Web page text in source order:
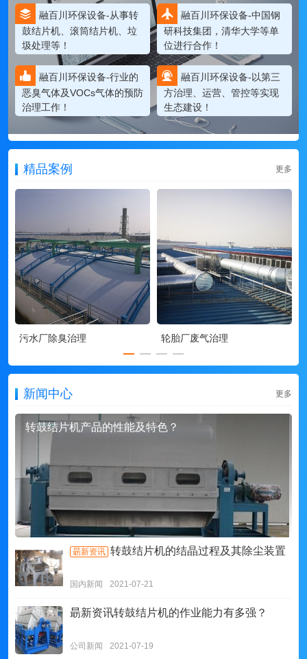
融百川环保设备-从事转
鼓结片机、滚筒结片机、垃
圾处理等！
融百川环保设备-中国钢
研科技集团，清华大学等单
位进行合作！
融百川环保设备-行业的
恶臭气体及VOCs气体的预防
治理工作！
融百川环保设备-以第三
方治理、运营、管控等实现
生态建设！
精品案例 更多
污水厂除臭治理 轮胎厂废气治理
新闻中心 更多
转鼓结片机产品的性能及特色？
朂新资讯 转鼓结片机的结晶过程及其除尘装置
国内新闻 2021-07-21
朂新资讯转鼓结片机的作业能力有多强？
公司新闻 2021-07-19